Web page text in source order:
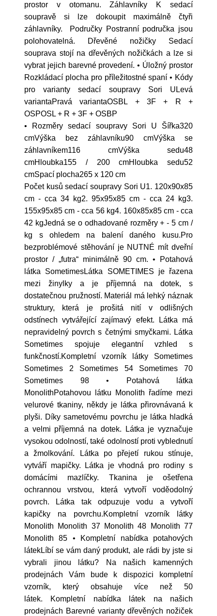
prostor v otomanu. Záhlavníky K sedací
soupravě si lze dokoupit maximálně čtyři
záhlavníky. Područky Postranní područka jsou
polohovatelná. Dřevěné nožičky Sedací
souprava stojí na dřevěných nožičkách a lze si
vybrat jejich barevné provedení. • Úložný prostor
Rozkládací plocha pro příležitostné spaní • Kódy
pro varianty sedací soupravy Sori ULevá
variantaPravá variantaOSBL + 3F + R +
OSPOSL + R + 3F + OSBP
• Rozměry sedací soupravy Sori U Šířka320
cmVýška bez záhlavníku90 cmVýška se
záhlavníkem116 cmVýška sedu48
cmHloubka155 / 200 cmHloubka sedu52
cmSpací plocha265 x 120 cm
Počet kusů sedací soupravy Sori U1. 120x90x85
cm - cca 34 kg2. 95x95x85 cm - cca 24 kg3.
155x95x85 cm - cca 56 kg4. 160x85x85 cm - cca
42 kgJedná se o odhadované rozměry + - 5 cm /
kg s ohledem na balení daného kusu.Pro
bezproblémové stěhování je NUTNÉ mít dveřní
prostor / „futra“ minimálně 90 cm. • Potahová
látka SometimesLátka SOMETIMES je řazena
mezi žinylky a je příjemná na dotek, s
dostatečnou pružností. Materiál má lehký náznak
struktury, která je prošitá nití v odlišných
odstínech vytvářející zajímavý efekt. Látka má
nepravidelný povrch s četnými smyčkami. Látka
Sometimes spojuje elegantní vzhled s
funkčností.Kompletní vzorník látky Sometimes
Sometimes 2 Sometimes 54 Sometimes 70
Sometimes 98 • Potahová látka
MonolithPotahovou látku Monolith řadíme mezi
velurové tkaniny, někdy je látka přirovnávaná k
plyši. Díky sametovému povrchu je látka hladká
a velmi příjemná na dotek. Látka je vyznačuje
vysokou odolností, také odolností proti vyblednutí
a žmolkování. Látka po přejetí rukou stínuje,
vytváří mapičky. Látka je vhodná pro rodiny s
domácími mazlíčky. Tkanina je ošetřena
ochrannou vrstvou, která vytvoří voděodolný
povrch. Látka tak odpuzuje vodu a vytvoří
kapičky na povrchu.Kompletní vzorník látky
Monolith Monolith 37 Monolith 48 Monolith 77
Monolith 85 • Kompletní nabídka potahových
látekLíbí se vám daný produkt, ale rádi by jste si
vybrali jinou látku? Na našich kamenných
prodejnách Vám bude k dispozici kompletní
vzorník, který obsahuje více než 50
látek. Kompletní nabídka látek na našich
prodejnách Barevné varianty dřevěných nožiček